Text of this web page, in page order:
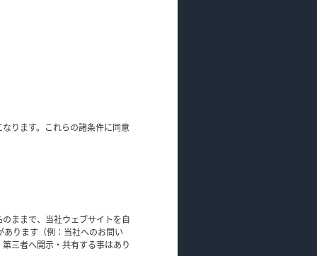
ります。これらの諸条件に同意
ままで、当社ウェブサイトを自
ります（例：当社へのお問い
三者へ開示・共有する事はあり